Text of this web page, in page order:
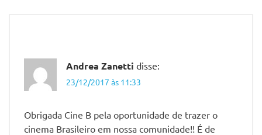
Frei
Fiorezi
Andrea Zanetti disse:
23/12/2017 às 11:33
Obrigada Cine B pela oportunidade de trazer o
cinema Brasileiro em nossa comunidade!! É de